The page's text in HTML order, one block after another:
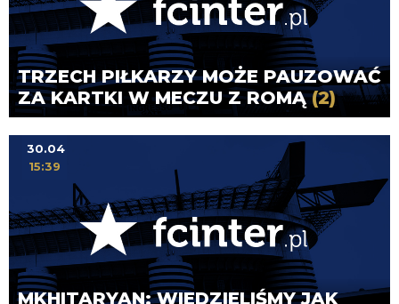
TRZECH PIŁKARZY MOŻE PAUZOWAĆ
ZA KARTKI W MECZU Z ROMĄ(2)
MKHITARYAN: WIEDZIELIŚMY JAK
30.04
15:39